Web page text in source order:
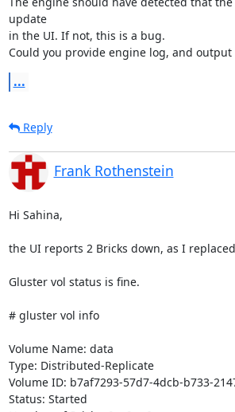
update
in the UI. If not, this is a bug.
Could you provide engine log, and
...
Reply
Frank Rothenstein
Hi Sahina,
the UI reports 2 Bricks down, as I
Gluster vol status is fine.
# gluster vol info
Volume Name: data
Type: Distributed-Replicate
Volume ID: b7af7293-57d7-4dcb-b733-
Status: Started